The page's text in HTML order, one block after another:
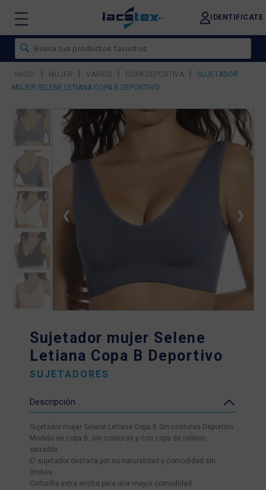
IDENTIFICATE
INICIO | MUJER | VARIOS | ROPA DEPORTIVA |
SUJETADOR
MUJER SELENE LETIANA COPA B DEPORTIVO
❮ ❯
Sujetador mujer Selene
Letiana Copa B Deportivo
SUJETADORES
Descripción
Sujetador mujer Selene Letiana Copa B Sin costuras Deportivo
Modelo en copa B, sin costuras y con copa de relleno
extraíble.
El sujetador destaca por su naturalidad y comodidad sin
límites.
Cinturilla extra ancha para una mayor comodidad.